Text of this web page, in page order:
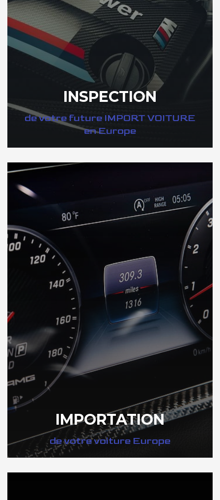
INSPECTION
de votre future IMPORT VOITURE
en Europe
DÉCOUVREZ VOTRE INSPECTION AUTO en Europe
IMPORTATION
de votre voiture Europe